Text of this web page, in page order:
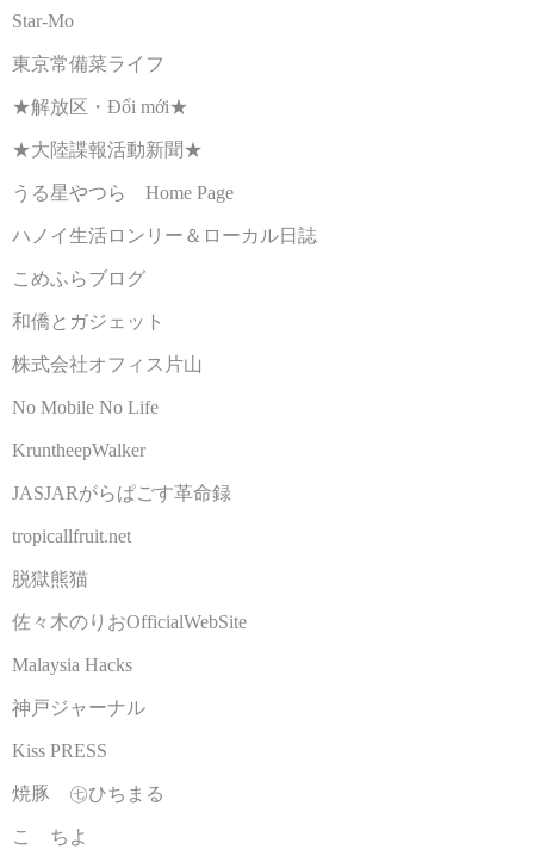
Star-Mo
東京常備菜ライフ
★解放区・Đổi mới★
★大陸諜報活動新聞★
うる星やつら Home Page
ハノイ生活ロンリー＆ローカル日誌
こめふらブログ
和僑とガジェット
株式会社オフィス片山
No Mobile No Life
KruntheepWalker
JASJARがらぱごす革命録
tropicallfruit.net
脱獄熊猫
佐々木のりおOfficialWebSite
Malaysia Hacks
神戸ジャーナル
Kiss PRESS
焼豚 ㊆ひちまる
こゝちよ